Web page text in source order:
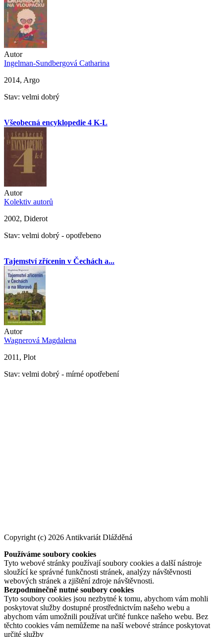
Autor
Ingelman-Sundbergová Catharina
2014, Argo
Stav: velmi dobrý
Všeobecná encyklopedie 4 K-L
Autor
Kolektiv autorů
2002, Diderot
Stav: velmi dobrý - opotřebeno
Tajemství zřícenin v Čechách a...
Autor
Wagnerová Magdalena
2011, Plot
Stav: velmi dobrý - mírné opotřebení
Copyright (c) 2026 Antikvariát Dlážděná
Používáme soubory cookies
Tyto webové stránky používají soubory cookies a další nástroje
sloužící ke správné funkčnosti stránek, analýzy návštěvnosti
webových stránek a zjištění zdroje návštěvnosti.
Bezpodmínečně nutné soubory cookies
Tyto soubory cookies jsou nezbytné k tomu, abychom vám mohli
poskytovat služby dostupné prostřednictvím našeho webu a
abychom vám umožnili používat určité funkce našeho webu. Bez
těchto cookies vám nemůžeme na naší webové stránce poskytovat
určité služby